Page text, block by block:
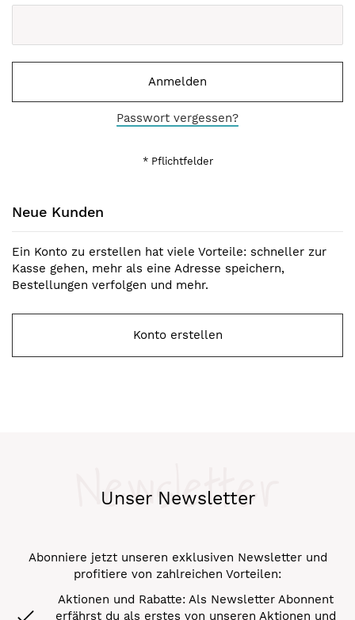
Anmelden
Passwort vergessen?
Neue Kunden
Ein Konto zu erstellen hat viele Vorteile: schneller zur
Kasse gehen, mehr als eine Adresse speichern,
Bestellungen verfolgen und mehr.
Konto erstellen
Unser Newsletter
Newsletter
Abonniere jetzt unseren exklusiven Newsletter und
profitiere von zahlreichen Vorteilen:
Aktionen und Rabatte: Als Newsletter Abonnent
erfährst du als erstes von unseren Aktionen und